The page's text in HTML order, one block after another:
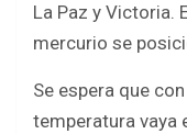
La Paz y Victoria.
mercurio se
Se espera que
temperatura vaya